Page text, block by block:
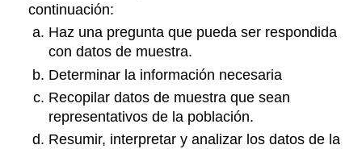
continuación:
Haz una pregunta que pueda ser respondida
con datos de muestra.
Determinar la información necesaria
Recopilar datos de muestra que sean
representativos de la población.
Resumir, interpretar y analizar los datos de la